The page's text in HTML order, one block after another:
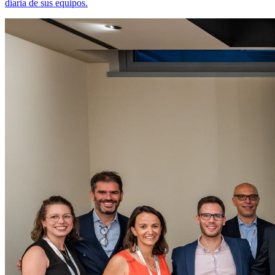
diaria de sus equipos.